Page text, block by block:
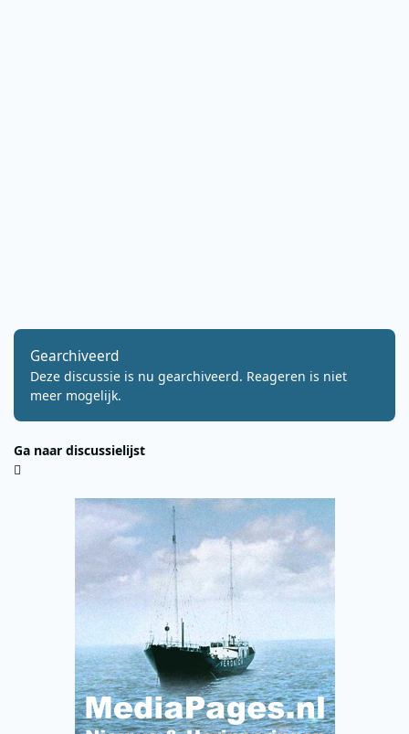
Gearchiveerd
Deze discussie is nu gearchiveerd. Reageren is niet
meer mogelijk.
Ga naar discussielijst